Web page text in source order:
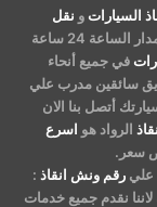
السيارات و نقل
والمعدات ولدينا اسطول سيارات يعمل علي مدار الساعة 24 ساعة
في جميع أنحاء
سائقين مدرب علي
أتصل بنا الان
الرواد هو اسرع
سعر.
رقم ونش انقاذ :
لاننا نقدم جميع خدمات